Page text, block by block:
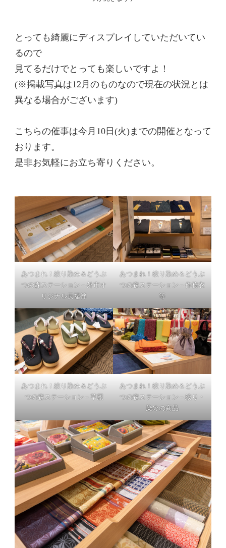
とっても綺麗にディスプレイしていただいてい
るので
見てるだけでとっても楽しいですよ！
(※掲載写真は12月のものなので現在の状況とは
異なる場合がございます)
こちらの催事は今月10日(火)までの開催となって
おります。
是非お気軽にお立ち寄りください。
あつまれ！絞り染め＆どうぶ
つの森ステーション – 外市オ
リジナル長襦袢
あつまれ！絞り染め＆どうぶ
つの森ステーション – 作務衣
等
あつまれ！絞り染め＆どうぶ
つの森ステーション – 草履
あつまれ！絞り染め＆どうぶ
つの森ステーション – 絞り・
染めの商品